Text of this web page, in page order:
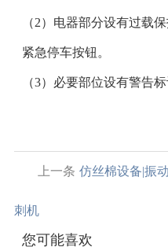
（2）电器部分设有过载
紧急停车按钮。
（3）必要部位设有警告标
上一条 仿丝棉设备|振
刺机
您可能喜欢